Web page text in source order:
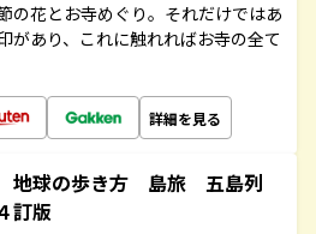
の花とお寺めぐり。それだけではあ
があり、これに触れればお寺の全て
詳細を見る
地球の歩き方 島旅 五島列
訂版